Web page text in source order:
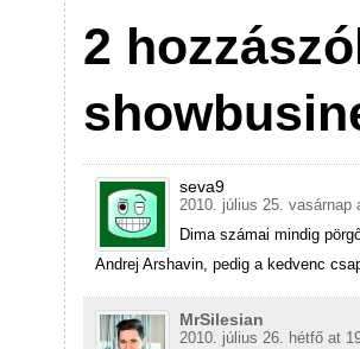
2
seva9
2010. július 25. vasárnap
Dima számai mindig
Andrej Arshavin, pedig a kedvenc
MrSilesian
2010. július 26. hétfő at